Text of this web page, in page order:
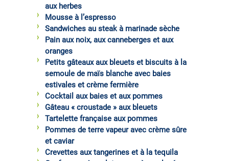
aux herbes
Mousse à l’espresso
Sandwiches au steak à marinade sèche
Pain aux noix, aux canneberges et aux
oranges
Petits gâteaux aux bleuets et biscuits à la
semoule de maïs blanche avec baies
estivales et crème fermière
Cocktail aux baies et aux pommes
Gâteau « croustade » aux bleuets
Tartelette française aux pommes
Pommes de terre vapeur avec crème sûre
et caviar
Crevettes aux tangerines et à la tequila